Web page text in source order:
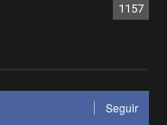
1157
Seguir